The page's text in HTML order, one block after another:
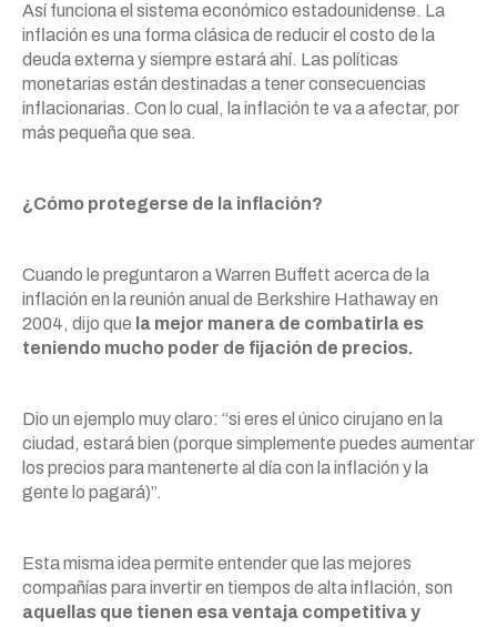
Así funciona el sistema económico estadounidense. La
inflación es una forma clásica de reducir el costo de la
deuda externa y siempre estará ahí. Las políticas
monetarias están destinadas a tener consecuencias
inflacionarias. Con lo cual, la inflación te va a afectar, por
más pequeña que sea.
¿Cómo protegerse de la inflación?
Cuando le preguntaron a Warren Buffett acerca de la
inflación en la reunión anual de Berkshire Hathaway en
2004, dijo que la mejor manera de combatirla es
teniendo mucho poder de fijación de precios.
Dio un ejemplo muy claro: “si eres el único cirujano en la
ciudad, estará bien (porque simplemente puedes aumentar
los precios para mantenerte al día con la inflación y la
gente lo pagará)”.
Esta misma idea permite entender que las mejores
compañías para invertir en tiempos de alta inflación, son
aquellas que tienen esa ventaja competitiva y